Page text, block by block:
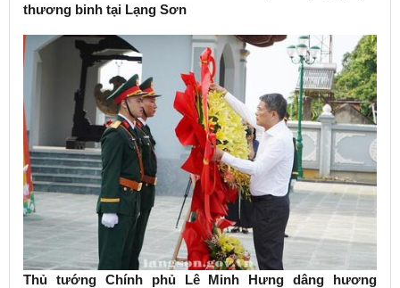
thương binh tại Lạng Sơn
Thủ tướng Chính phủ Lê Minh Hưng dâng hương